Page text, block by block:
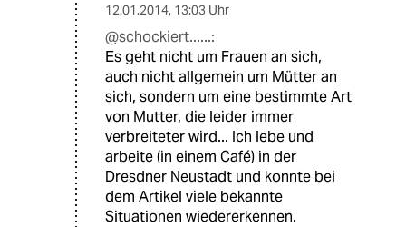
12.01.2014, 13:03 Uhr
@schockiert......:
Es geht nicht um Frauen an sich,
auch nicht allgemein um Mütter an
sich, sondern um eine bestimmte Art
von Mutter, die leider immer
verbreiteter wird... Ich lebe und
arbeite (in einem Café) in der
Dresdner Neustadt und konnte bei
dem Artikel viele bekannte
Situationen wiedererkennen.